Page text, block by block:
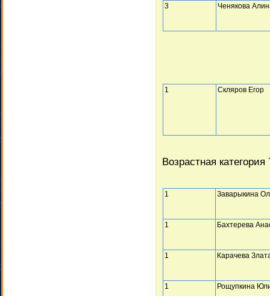
3 Ченякова
1 Скляров Егор
Возрастная
1 Заварыкина
1 Бахтерева
1 Карачева
1 Рощупкина